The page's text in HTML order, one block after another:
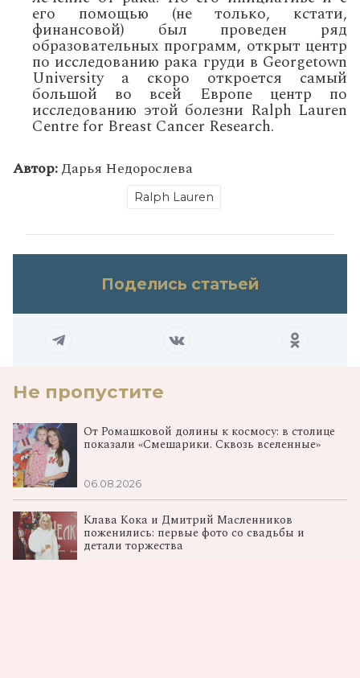
его помощью (не только, кстати,
финансовой) был проведен ряд
образовательных программ, открыт центр
по исследованию рака груди в Georgetown
University а скоро откроется самый
большой во всей Европе центр по
исследованию этой болезни Ralph Lauren
Centre for Breast Cancer Research.
Автор:Дарья Недорослева
Ralph Lauren
Поделись статьей
Не пропустите
От Ромашковой долины к космосу: в столице
показали «Смешарики. Сквозь вселенные»
06.08.2026
Клава Кока и Дмитрий Масленников
поженились: первые фото со свадьбы и
детали торжества